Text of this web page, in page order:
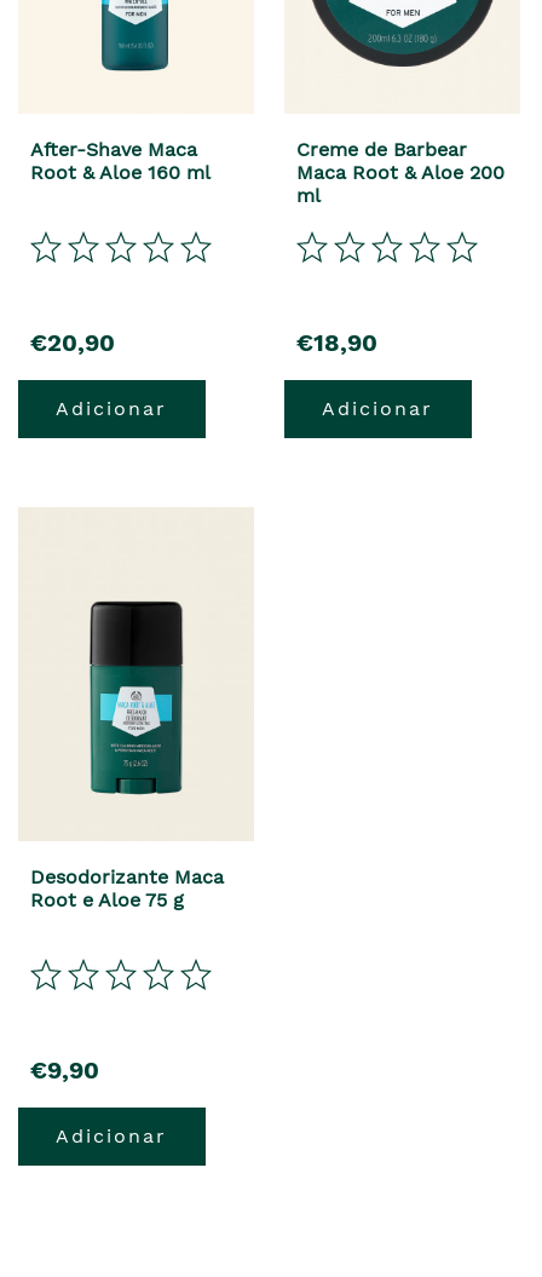
After-Shave Maca
Root & Aloe 160 ml
€20,90
Adicionar
Creme de Barbear
Maca Root & Aloe 200
ml
€18,90
Adicionar
Desodorizante Maca
Root e Aloe 75 g
€9,90
Adicionar